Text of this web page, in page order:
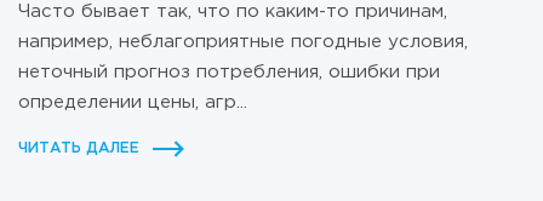
Часто бывает так, что по каким-то причинам,
например, неблагоприятные погодные условия,
неточный прогноз потребления, ошибки при
определении цены, агр...
ЧИТАТЬ ДАЛЕЕ